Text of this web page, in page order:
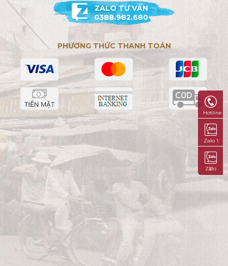
ZALO TƯ VẤN
0388.982.680
PHƯƠNG THỨC THANH TOÁN
Hotline
Zalo 1
Zalo 2